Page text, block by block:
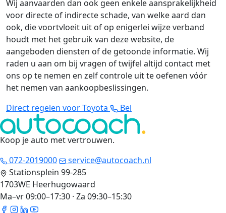
Wij aanvaarden dan ook geen enkele aansprakelijkheid
voor directe of indirecte schade, van welke aard dan
ook, die voortvloeit uit of op enigerlei wijze verband
houdt met het gebruik van deze website, de
aangeboden diensten of de getoonde informatie. Wij
raden u aan om bij vragen of twijfel altijd contact met
ons op te nemen en zelf controle uit te oefenen vóór
het nemen van aankoopbeslissingen.
Direct regelen voor Toyota
Bel
Koop je auto met vertrouwen.
072-2019000
service@autocoach.nl
Stationsplein 99-285
1703WE Heerhugowaard
Ma–vr 09:00–17:30 · Za 09:30–15:30